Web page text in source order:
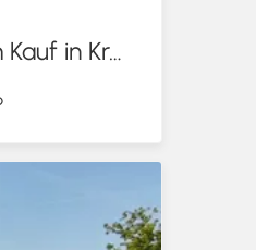
Jetzt neu: Haus zum Kauf in Krackow